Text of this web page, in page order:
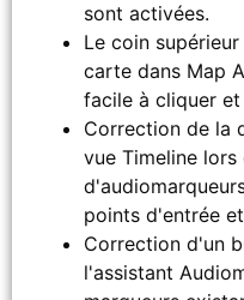
sont activées.
Le coin
carte dans Map
facile à cliquer et
Correction de la
vue Timeline
points d'entrée
Correction d'un
l'assistant